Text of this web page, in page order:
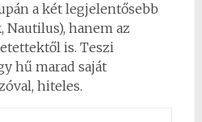
a két legjelentősebb
Nautilus), hanem az
is. Teszi
hű marad saját
hiteles.